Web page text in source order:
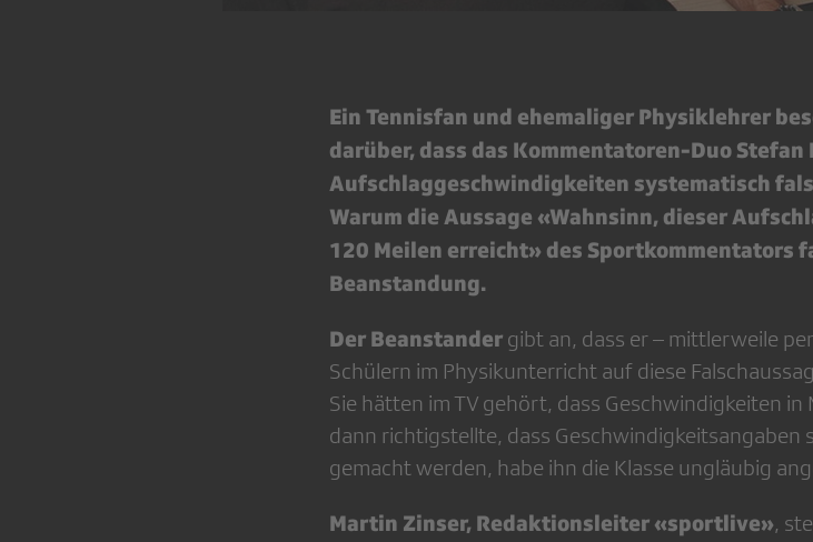
Ein Tennisfan und ehemaliger Physiklehrer
darüber, dass das Kommentatoren-Duo
Aufschlaggeschwindigkeiten systematisch
Warum die Aussage «Wahnsinn, dieser
120 Meilen erreicht» des Sportkommentators
Beanstandung.
Der Beanstander gibt an, dass er – mittlerweile
Schülern im Physikunterricht auf diese
Sie hätten im TV gehört, dass Geschwindigkeiten
dann richtigstellte, dass Geschwindigkeitsangaben
gemacht werden, habe ihn die Klasse ungläubig
Martin Zinser, Redaktionsleiter «sportlive»,